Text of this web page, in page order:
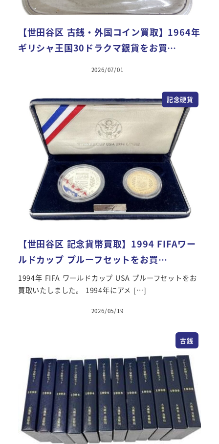
【世田谷区 古銭・外国コイン買取】1964年
ギリシャ王国30ドラクマ銀貨をお買…
2026/07/01
記念硬貨
【世田谷区 記念貨幣買取】1994 FIFAワー
ルドカップ プルーフセットをお買…
1994年 FIFA ワールドカップ USA プルーフセットをお
買取いたしました。 1994年にアメ […]
2026/05/19
古銭